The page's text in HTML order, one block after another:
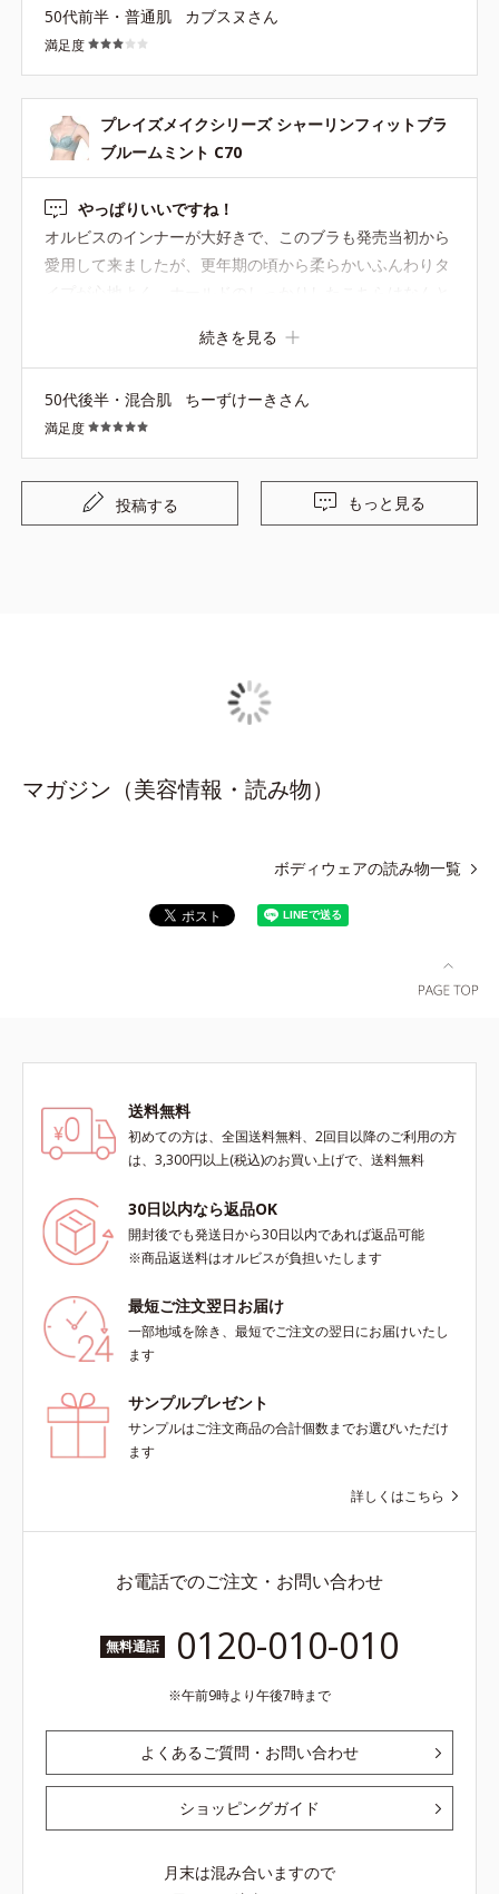
50代前半・普通肌 カブスヌさん
満足度
プレイズメイクシリーズ シャーリンフィットブラ
ブルームミント C70
やっぱりいいですね！
オルビスのインナーが大好きで、このブラも発売当初から
愛用して来ましたが、更年期の頃から柔らかいふんわりタ
スを着た時にこのブラの良さを実感！胸の位置が明らかに
グッと上がって，背筋もピンと、自然と気持ちもシャンと
なります。写真で見てもドレスが綺麗に映える気がしまし
た。 限定で超お気に入りだったミントカラーがまた販売さ
れて，嬉しくて急いで購入しました。 体のラインも変わっ
たので改めて測り以前と違うサイズにしたら、今の体にフ
ィットして、苦しくなくてしっくりきました。ちゃんと更
続きを見る
50代後半・混合肌 ちーずけーきさん
満足度
投稿する もっと見る
マガジン（美容情報・読み物）
ボディウェアの読み物一覧
送料無料
初めての方は、全国送料無料、2回目以降のご利用の方
は、3,300円以上(税込)のお買い上げで、送料無料
30日以内なら返品OK
開封後でも発送日から30日以内であれば返品可能
※商品返送料はオルビスが負担いたします
最短ご注文翌日お届け
一部地域を除き、最短でご注文の翌日にお届けいたし
ます
サンプルプレゼント
サンプルはご注文商品の合計個数までお選びいただけ
ます
詳しくはこちら
お電話でのご注文・お問い合わせ
無料通話 0120-010-010
午前9時より午後7時まで
よくあるご質問・お問い合わせ
ショッピングガイド
月末は混み合いますので